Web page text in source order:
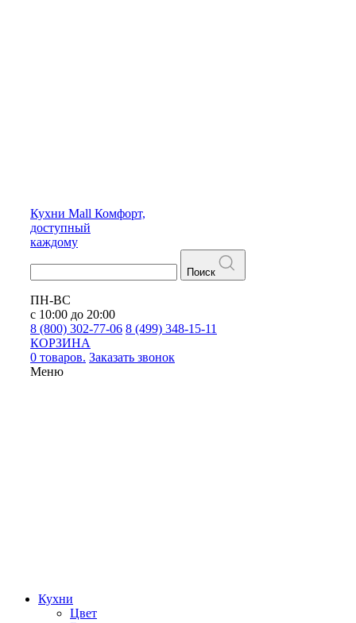
Кухни Mall Комфорт,
доступный
каждому
Поиск
ПН-ВС
с 10:00 до 20:00
8 (800) 302-77-06 8 (499) 348-15-11
КОРЗИНА
0 товаров. Заказать звонок
Меню
Кухни
Цвет